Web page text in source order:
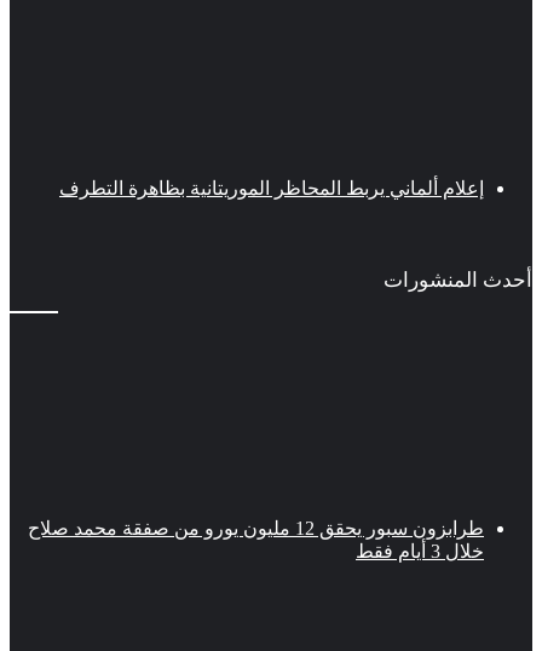
إعلام ألماني يربط المحاظر الموريتانية بظاهرة التطرف
أحدث المنشورات
طرابزون سبور يحقق 12 مليون يورو من صفقة محمد صلاح
خلال 3 أيام فقط